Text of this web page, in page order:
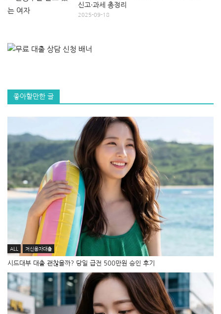
신고·과세 총정리
2025-09-18
좋아할만한 글
ALL 저신용자대출
시드대부 대출 괜찮을까? 당일 급전 500만원 승인 후기